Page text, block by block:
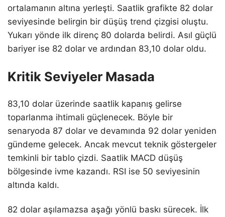
ortalamanın altına yerleşti. Saatlik grafikte 82 dolar
seviyesinde belirgin bir düşüş trend çizgisi oluştu.
Yukarı yönde ilk direnç 80 dolarda belirdi. Asıl güçlü
bariyer ise 82 dolar ve ardından 83,10 dolar oldu.
Kritik Seviyeler Masada
83,10 dolar üzerinde saatlik kapanış gelirse
toparlanma ihtimali güçlenecek. Böyle bir
senaryoda 87 dolar ve devamında 92 dolar yeniden
gündeme gelecek. Ancak mevcut teknik göstergeler
temkinli bir tablo çizdi. Saatlik MACD düşüş
bölgesinde ivme kazandı. RSI ise 50 seviyesinin
altında kaldı.
82 dolar aşılamazsa aşağı yönlü baskı sürecek. İlk